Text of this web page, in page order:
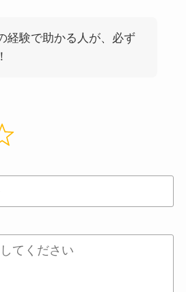
経験で助かる人が、必ず